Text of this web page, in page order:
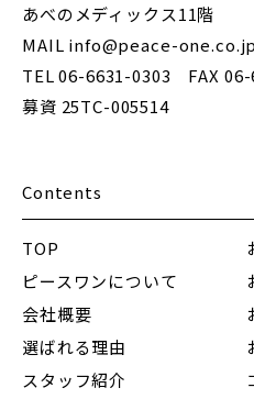
あべのメディックス11階
MAIL info@peace-one.co.jp
TEL 06-6631-0303 FAX 06-
募資 25TC-005514
Contents
TOP
ピースワンについて
会社概要
選ばれる理由
スタッフ紹介